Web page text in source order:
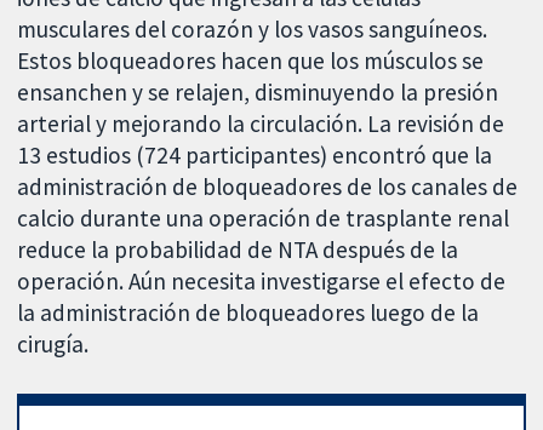
musculares del corazón y los vasos sanguíneos.
Estos bloqueadores hacen que los músculos se
ensanchen y se relajen, disminuyendo la presión
arterial y mejorando la circulación. La revisión de
13 estudios (724 participantes) encontró que la
administración de bloqueadores de los canales de
calcio durante una operación de trasplante renal
reduce la probabilidad de NTA después de la
operación. Aún necesita investigarse el efecto de
la administración de bloqueadores luego de la
cirugía.